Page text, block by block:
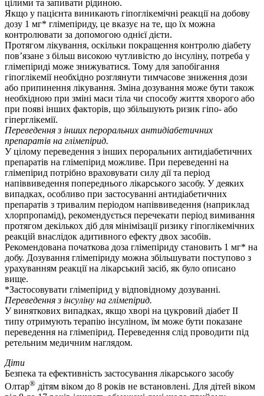
цілими та запивати рідиною.
Якщо у пацієнта виникають гіпоглікемічні реакції на добову
дозу 1 мг* глімепіриду, це вказує на те, що їх можна
контролювати за допомогою однієї дієти.
Протягом лікування, оскільки покращення контролю діабету
пов’язане з більш високою чутливістю до інсуліну, потреба у
глімепіриді може знижуватися. Тому для запобігання
гіпоглікемії необхідно розглянути тимчасове зниження дози
або припинення лікування. Зміна дозування може бути також
необхідною при зміні маси тіла чи способу життя хворого або
при появі інших факторів, що збільшують ризик гіпо- або
гіперглікемії.
Переведення з інших пероральних антидіабетичних
препаратів на глімепірид.
У цілому переведення з інших пероральних антидіабетичних
препаратів на глімепірид можливе. При переведенні на
глімепірид потрібно враховувати силу дії та період
напіввиведення попереднього лікарського засобу. У деяких
випадках, особливо при застосуванні антидіабетичних
препаратів з тривалим періодом напіввиведення (наприклад
хлорпропамід), рекомендується перечекати період вимивання
протягом декількох діб для мінімізації ризику гіпоглікемічних
реакцій внаслідок адитивного ефекту двох засобів.
Рекомендована початкова доза глімепіриду становить 1 мг* на
добу. Дозування глімепіриду можна збільшувати поступово з
урахуванням реакції на лікарський засіб, як було описано
вище.
*Застосовувати глімепірид у відповідному дозуванні.
Переведення з інсуліну на глімепірид.
У виняткових випадках, якщо хворі на цукровий діабет ІІ
типу отримують терапію інсуліном, їм може бути показане
переведення на глімепірид. Переведення слід проводити під
ретельним медичним наглядом.
Діти
Безпека та ефективність застосування лікарського засобу
Олтар® дітям віком до 8 років не встановлені. Для дітей віком